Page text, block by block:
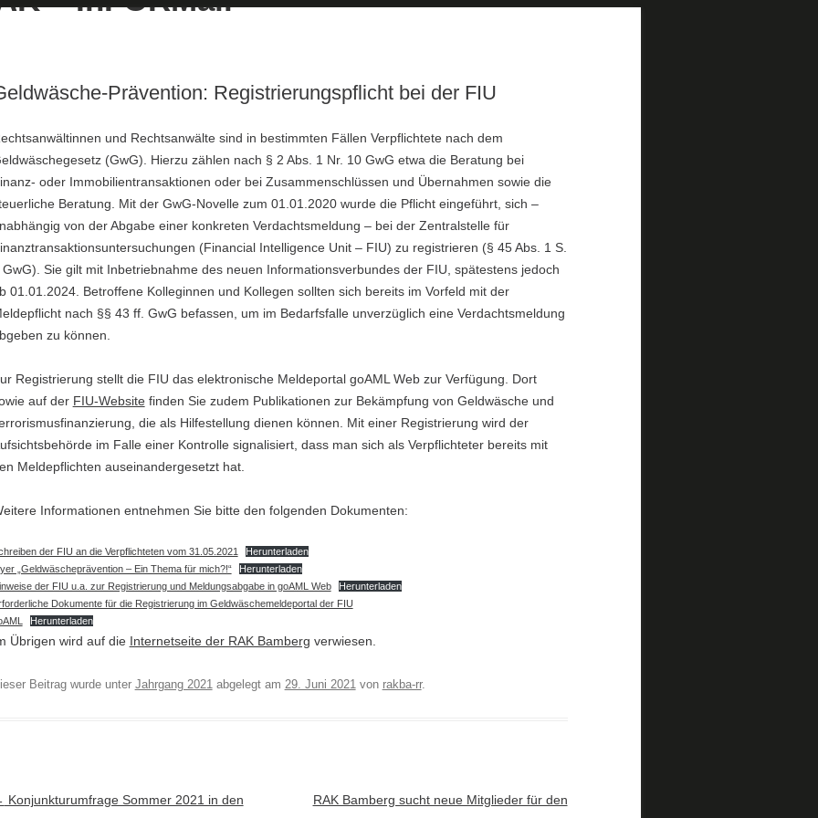
Prävention: Registrierungspflicht bei der FIU
und Rechtsanwälte sind in bestimmten Fällen Verpflichtete nach dem
(GwG). Hierzu zählen nach § 2 Abs. 1 Nr. 10 GwG etwa die Beratung bei
oder Immobilientransaktionen oder bei Zusammenschlüssen und Übernahmen sowie die
Beratung. Mit der GwG-Novelle zum 01.01.2020 wurde die Pflicht eingeführt, sich –
von der Abgabe einer konkreten Verdachtsmeldung – bei der Zentralstelle für
(Financial Intelligence Unit – FIU) zu registrieren (§ 45 Abs. 1 S.
GwG). Sie gilt mit Inbetriebnahme des neuen Informationsverbundes der FIU, spätestens jedoch
01.01.2024. Betroffene Kolleginnen und Kollegen sollten sich bereits im Vorfeld mit der
nach §§ 43 ff. GwG befassen, um im Bedarfsfalle unverzüglich eine Verdachtsmeldung
zu können.
Registrierung stellt die FIU das elektronische Meldeportal goAML Web zur Verfügung. Dort
auf der FIU-Websitefinden Sie zudem Publikationen zur Bekämpfung von Geldwäsche und
die als Hilfestellung dienen können. Mit einer Registrierung wird der
im Falle einer Kontrolle signalisiert, dass man sich als Verpflichteter bereits mit
Meldepflichten auseinandergesetzt hat.
Informationen entnehmen Sie bitte den folgenden Dokumenten:
der FIU an die Verpflichteten vom 31.05.2021
Herunterladen
„Geldwäscheprävention – Ein Thema für mich?!“
Herunterladen
der FIU u.a. zur Registrierung und Meldungsabgabe in goAML Web
Herunterladen
Dokumente für die Registrierung im Geldwäschemeldeportal der FIU
Herunterladen
Übrigen wird auf die Internetseite der RAK Bamberg verwiesen.
Beitrag wurde unter Jahrgang 2021abgelegt am 29. Juni 2021von rakba-rr.
Navigation
Konjunkturumfrage Sommer 2021 in den RAK Bamberg sucht neue Mitglieder für den